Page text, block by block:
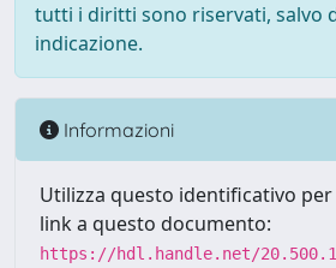
tutti i diritti sono riservati, salvo
indicazione.
Informazioni
Utilizza questo identificativo
link a questo documento:
https://hdl.handle.net/